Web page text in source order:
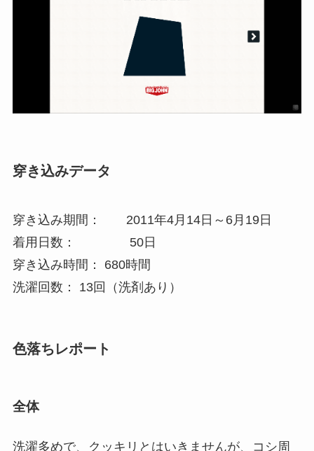
穿き込みデータ
穿き込み期間： 2011年4月14日～6月19日
着用日数： 50日
穿き込み時間： 680時間
洗濯回数： 13回（洗剤あり）
色落ちレポート
全体
洗濯多めで、クッキリとはいきませんが、コシ周